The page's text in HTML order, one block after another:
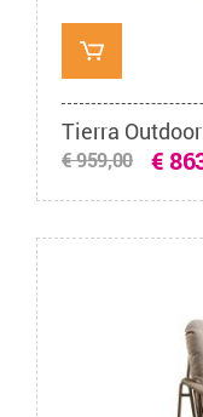
€
€ 959,00